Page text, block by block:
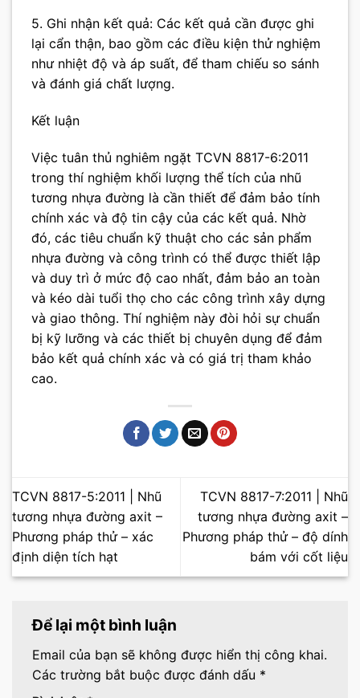
5. Ghi nhận kết quả: Các kết quả cần được ghi
lại cẩn thận, bao gồm các điều kiện thử nghiệm
như nhiệt độ và áp suất, để tham chiếu so sánh
và đánh giá chất lượng.
Kết luận
Việc tuân thủ nghiêm ngặt TCVN 8817-6:2011
trong thí nghiệm khối lượng thể tích của nhũ
tương nhựa đường là cần thiết để đảm bảo tính
chính xác và độ tin cậy của các kết quả. Nhờ
đó, các tiêu chuẩn kỹ thuật cho các sản phẩm
nhựa đường và công trình có thể được thiết lập
và duy trì ở mức độ cao nhất, đảm bảo an toàn
và kéo dài tuổi thọ cho các công trình xây dựng
và giao thông. Thí nghiệm này đòi hỏi sự chuẩn
bị kỹ lưỡng và các thiết bị chuyên dụng để đảm
bảo kết quả chính xác và có giá trị tham khảo
cao.
TCVN 8817-5:2011 | Nhũ
tương nhựa đường axit –
Phương pháp thử – xác
định diện tích hạt
TCVN 8817-7:2011 | Nhũ
tương nhựa đường axit –
Phương pháp thử – độ dính
bám với cốt liệu
Để lại một bình luận
Email của bạn sẽ không được hiển thị công khai.
Các trường bắt buộc được đánh dấu *